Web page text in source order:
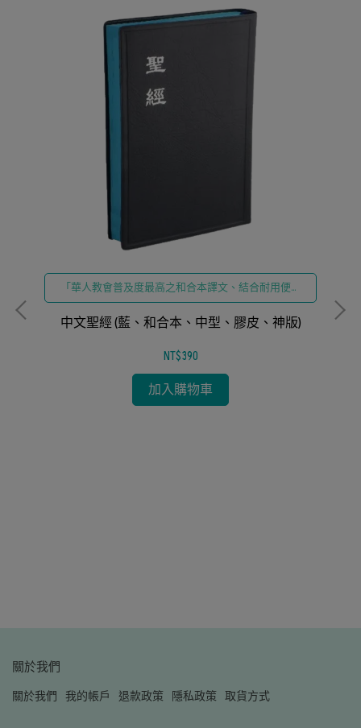
「華人教會普及度最高之和合本譯文、結合耐用便攜
之膠皮設計」
中文聖經 (藍、和合本、中型、膠皮、神版)
NT$390
加入購物車
關於我們
關於我們 我的帳戶 退款政策 隱私政策 取貨方式